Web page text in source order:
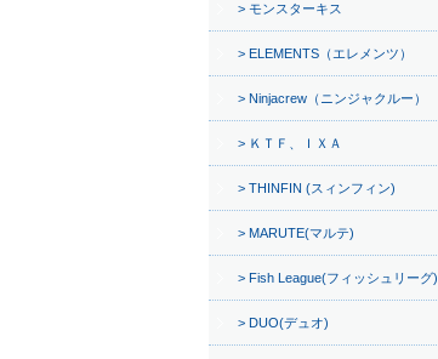
モンスターキス
ELEMENTS（エレメンツ）
Ninjacrew（ニンジャクルー）
ＫＴＦ、ＩＸＡ
THINFIN (スィンフィン)
MARUTE(マルテ)
Fish League(フィッシュリーグ)
DUO(デュオ)